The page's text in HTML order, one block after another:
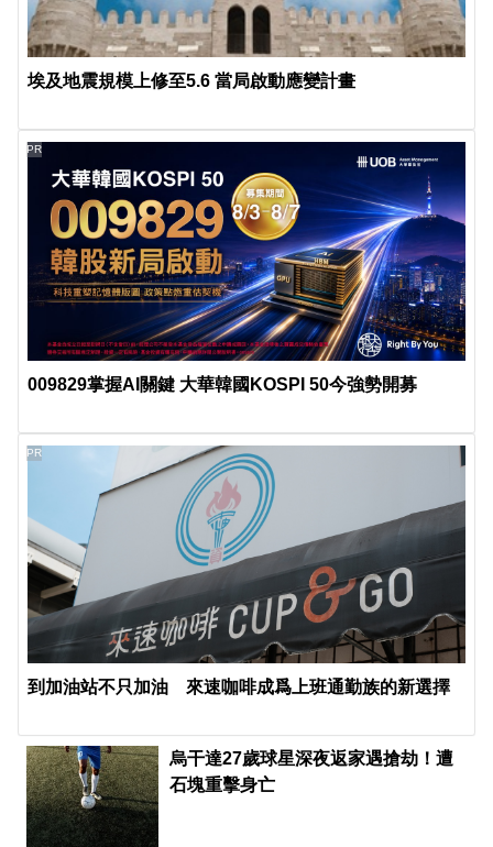
埃及地震規模上修至5.6 當局啟動應變計畫
009829掌握AI關鍵 大華韓國KOSPI 50今強勢開募
PR
到加油站不只加油 來速咖啡成爲上班通勤族的新選擇
PR
烏干達27歲球星深夜返家遇搶劫！遭
石塊重擊身亡